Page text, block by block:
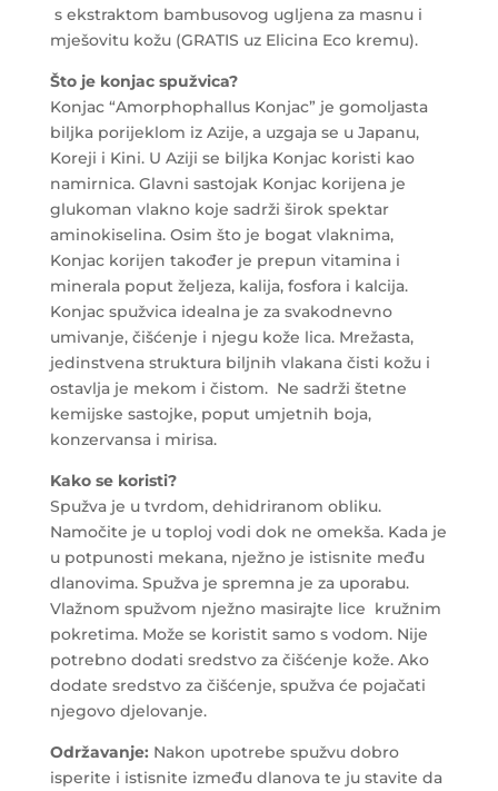
s ekstraktom bambusovog ugljena za masnu i
mješovitu kožu (GRATIS uz Elicina Eco kremu).
Što je konjac spužvica?
Konjac “Amorphophallus Konjac” je gomoljasta
biljka porijeklom iz Azije, a uzgaja se u Japanu,
Koreji i Kini. U Aziji se biljka Konjac koristi kao
namirnica. Glavni sastojak Konjac korijena je
glukoman vlakno koje sadrži širok spektar
aminokiselina. Osim što je bogat vlaknima,
Konjac korijen također je prepun vitamina i
minerala poput željeza, kalija, fosfora i kalcija.
Konjac spužvica idealna je za svakodnevno
umivanje, čišćenje i njegu kože lica. Mrežasta,
jedinstvena struktura biljnih vlakana čisti kožu i
ostavlja je mekom i čistom. Ne sadrži štetne
kemijske sastojke, poput umjetnih boja,
konzervansa i mirisa.
Kako se koristi?
Spužva je u tvrdom, dehidriranom obliku.
Namočite je u toploj vodi dok ne omekša. Kada je
u potpunosti mekana, nježno je istisnite među
dlanovima. Spužva je spremna je za uporabu.
Vlažnom spužvom nježno masirajte lice kružnim
pokretima. Može se koristit samo s vodom. Nije
potrebno dodati sredstvo za čišćenje kože. Ako
dodate sredstvo za čišćenje, spužva će pojačati
njegovo djelovanje.
Održavanje: Nakon upotrebe spužvu dobro
isperite i istisnite između dlanova te ju stavite da